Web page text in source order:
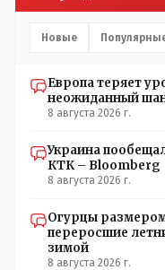
частотности
естественный отбор.
Новые
Европа теряет
неожиданный
8 августа 2026 г.
Украина
КТК – Bloomberg
8 августа 2026 г.
Огурцы
переросшие
зимой
8 августа 2026 г.